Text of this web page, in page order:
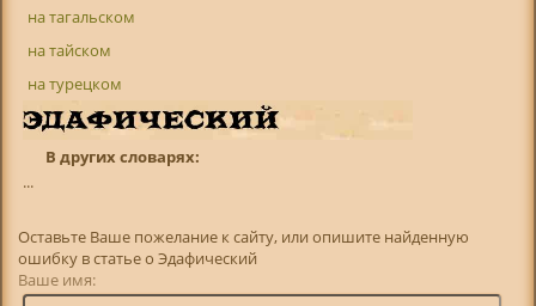
на тагальском
на тайском
на турецком
В других словарях:
...
Оставьте Ваше пожелание к сайту, или опишите найденную
ошибку в статье о Эдафический
Ваше имя: